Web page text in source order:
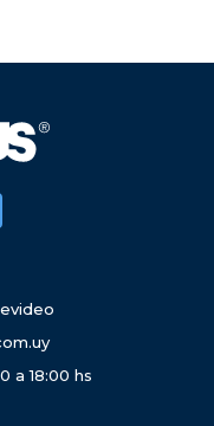
a 18:00 hs